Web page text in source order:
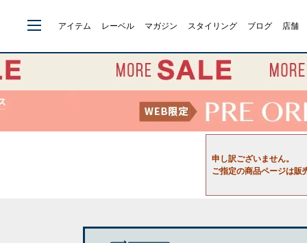
アイテム レーベル マガジン スタイリング ブログ 店舗
申し訳ございません。
ご指定の商品ページは販